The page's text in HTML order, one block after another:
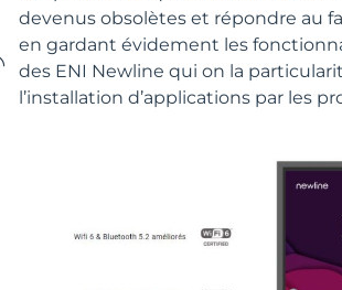
devenus obsolètes et répondre au
en gardant évidement les
des ENI Newline qui on la
l’installation d’applications par les